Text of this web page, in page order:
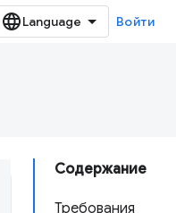
Войти
Содержание
Требования